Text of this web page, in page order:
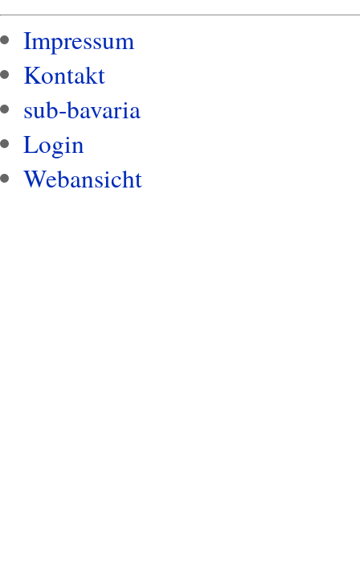
Impressum
Kontakt
sub-bavaria
Login
Webansicht